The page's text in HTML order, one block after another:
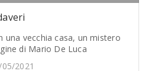
una vecchia casa, un mistero
di Mario De Luca
05/2021